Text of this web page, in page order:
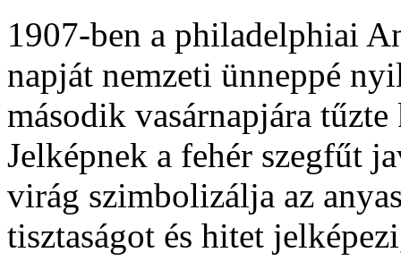
1907-ben a philadelphiai
napját nemzeti ünneppé
második vasárnapjára
Jelképnek a fehér szegfűt
virág szimbolizálja az
tisztaságot és hitet